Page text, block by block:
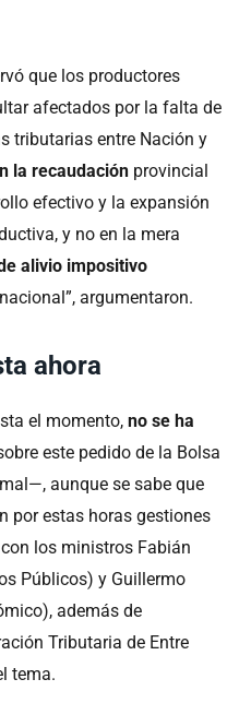
que los productores
afectados por la falta de
tributarias entre Nación y
la recaudación provincial
efectivo y la expansión
y no en la mera
alivio impositivo
argumentaron.
ahora
el momento, no se ha
este pedido de la Bolsa
aunque se sabe que
por estas horas gestiones
los ministros Fabián
Públicos) y Guillermo
además de
Tributaria de Entre
tema.